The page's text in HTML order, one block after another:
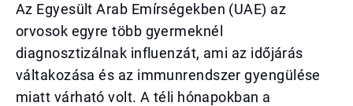
Az Egyesült Arab Emírségekben (UAE) az
orvosok egyre több gyermeknél
diagnosztizálnak influenzát, ami az időjárás
váltakozása és az immunrendszer gyengülése
miatt várható volt. A téli hónapokban a